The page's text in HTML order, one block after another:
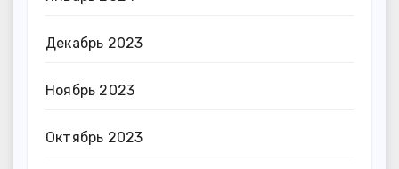
Декабрь 2023
Ноябрь 2023
Октябрь 2023